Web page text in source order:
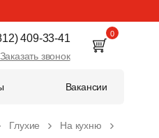
409-33-41
Заказать звонок
0
Вакансии
Глухие
На кухню